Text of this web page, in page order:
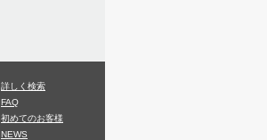
詳しく検索
FAQ
初めてのお客様
NEWS